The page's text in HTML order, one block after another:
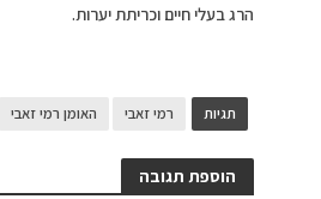
הרג בעלי חיים וכריתת יערות.
תגיות רמי זאבי האומן רמי זאבי
הוספת תגובה